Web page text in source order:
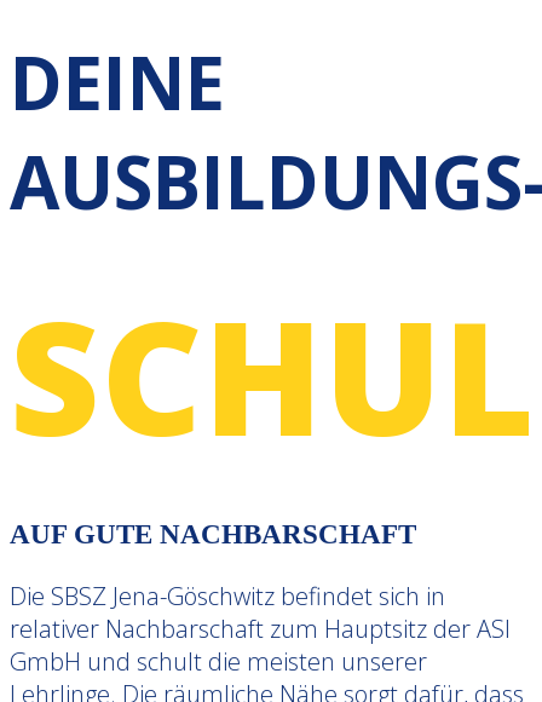
DEINE
AUF GUTE NACHBARSCHAFT
Die SBSZ Jena-Göschwitz befindet sich in
relativer Nachbarschaft zum Hauptsitz der ASI
GmbH und schult die meisten unserer
Lehrlinge. Die räumliche Nähe sorgt dafür, dass